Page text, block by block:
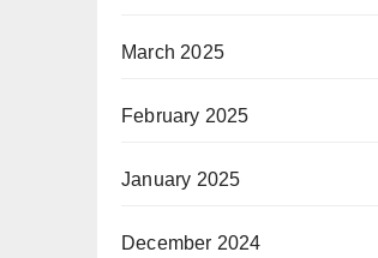
March 2025
February 2025
January 2025
December 2024